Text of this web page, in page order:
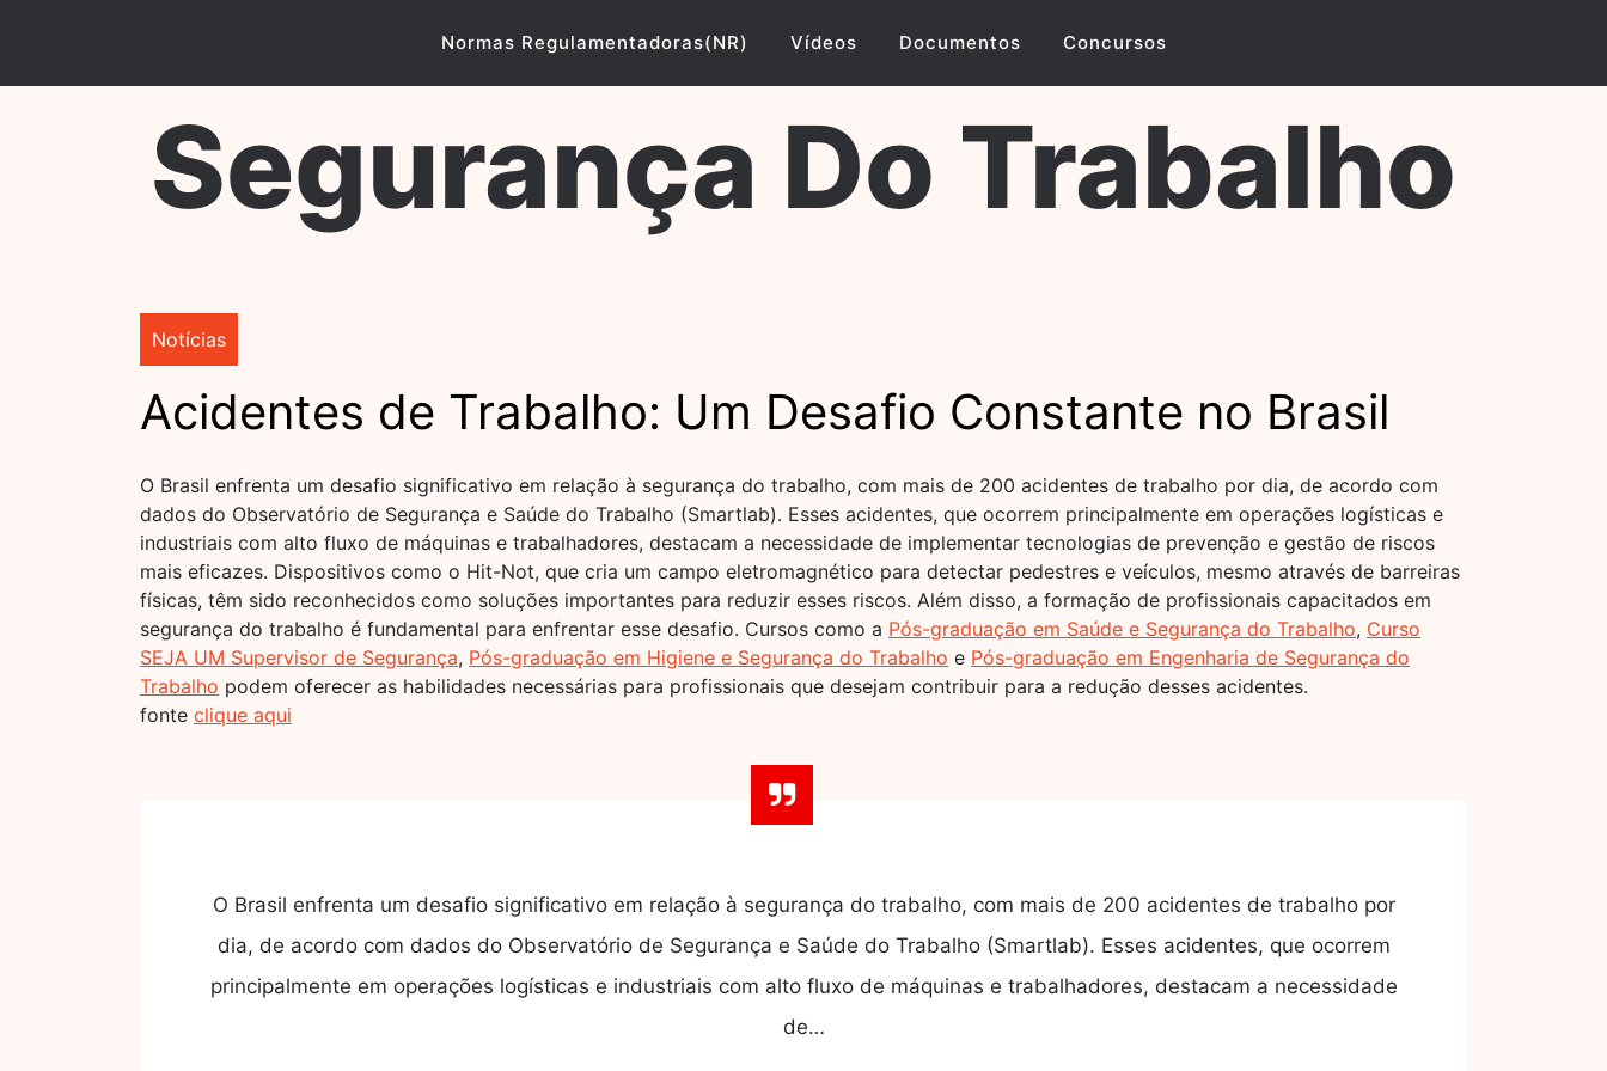
Normas Regulamentadoras(NR) Vídeos Documentos Concursos
Segurança Do Trabalho
Notícias
Acidentes de Trabalho: Um Desafio Constante no Brasil
O Brasil enfrenta um desafio significativo em relação à segurança do trabalho, com mais de 200 acidentes de trabalho por dia, de acordo com
dados do Observatório de Segurança e Saúde do Trabalho (Smartlab). Esses acidentes, que ocorrem principalmente em operações logísticas e
industriais com alto fluxo de máquinas e trabalhadores, destacam a necessidade de implementar tecnologias de prevenção e gestão de riscos
mais eficazes. Dispositivos como o Hit-Not, que cria um campo eletromagnético para detectar pedestres e veículos, mesmo através de barreiras
físicas, têm sido reconhecidos como soluções importantes para reduzir esses riscos. Além disso, a formação de profissionais capacitados em
segurança do trabalho é fundamental para enfrentar esse desafio. Cursos como a Pós-graduação em Saúde e Segurança do Trabalho, Curso
SEJA UM Supervisor de Segurança, Pós-graduação em Higiene e Segurança do Trabalho e Pós-graduação em Engenharia de Segurança do
Trabalho podem oferecer as habilidades necessárias para profissionais que desejam contribuir para a redução desses acidentes.
fonte clique aqui
O Brasil enfrenta um desafio significativo em relação à segurança do trabalho, com mais de 200 acidentes de trabalho por
dia, de acordo com dados do Observatório de Segurança e Saúde do Trabalho (Smartlab). Esses acidentes, que ocorrem
principalmente em operações logísticas e industriais com alto fluxo de máquinas e trabalhadores, destacam a necessidade
de…